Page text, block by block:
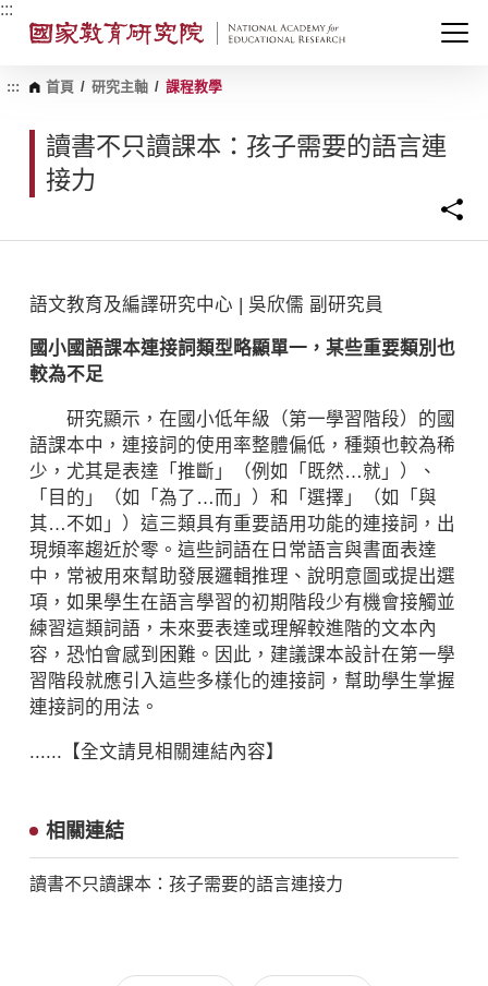
跳
內
:::
::: 首頁 / 研究主軸 / 課程教學
讀書不只讀課本：孩子需要的語言連
接力
語文教育及編譯研究中心 | 吳欣儒 副研究員
國小國語課本連接詞類型略顯單一，某些重要類別也
較為不足
研究顯示，在國小低年級（第一學習階段）的國
語課本中，連接詞的使用率整體偏低，種類也較為稀
少，尤其是表達「推斷」（例如「既然…就」）、
「目的」（如「為了…而」）和「選擇」（如「與
其…不如」）這三類具有重要語用功能的連接詞，出
現頻率趨近於零。這些詞語在日常語言與書面表達
中，常被用來幫助發展邏輯推理、說明意圖或提出選
項，如果學生在語言學習的初期階段少有機會接觸並
練習這類詞語，未來要表達或理解較進階的文本內
容，恐怕會感到困難。因此，建議課本設計在第一學
習階段就應引入這些多樣化的連接詞，幫助學生掌握
連接詞的用法。
......【全文請見相關連結內容】
相關連結
讀書不只讀課本：孩子需要的語言連接力